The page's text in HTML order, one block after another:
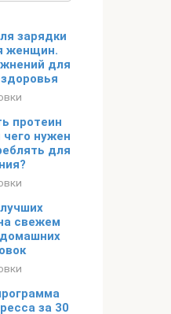
зарядки
женщин.
для
протеин
нужен
для
свежем
за 30